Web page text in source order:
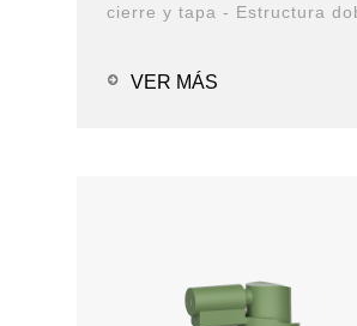
cierre y tapa - Estructura doble a
Opciones de solución de PCR
VER MÁS